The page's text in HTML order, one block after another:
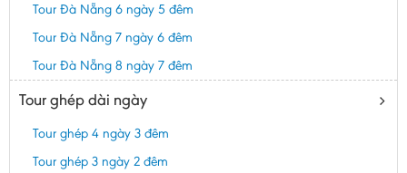
Tour Đà Nẵng 6 ngày 5 đêm
Tour Đà Nẵng 7 ngày 6 đêm
Tour Đà Nẵng 8 ngày 7 đêm
Tour ghép dài ngày
Tour ghép 4 ngày 3 đêm
Tour ghép 3 ngày 2 đêm